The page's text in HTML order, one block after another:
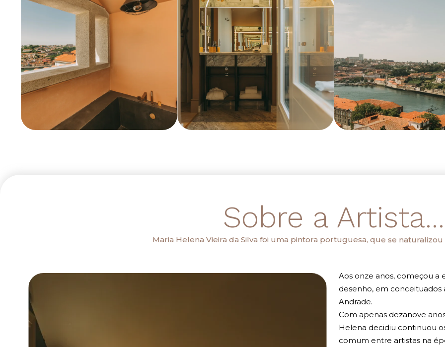
Sobre a Artista...
Maria Helena Vieira da Silva foi uma pintora portuguesa, que se naturalizou
Aos onze anos, começou a
desenho, em
Andrade.
Com apenas dezanove
Helena decidiu continuou
comum entre artistas na